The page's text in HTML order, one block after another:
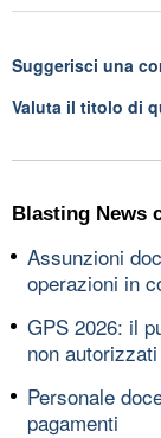
Suggerisci una
Valuta il titolo di
Blasting News
Assunzioni
operazioni in
GPS 2026: il
non autorizzati
Personale
pagamenti